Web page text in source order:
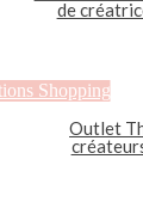
de
Shopping
Outlet